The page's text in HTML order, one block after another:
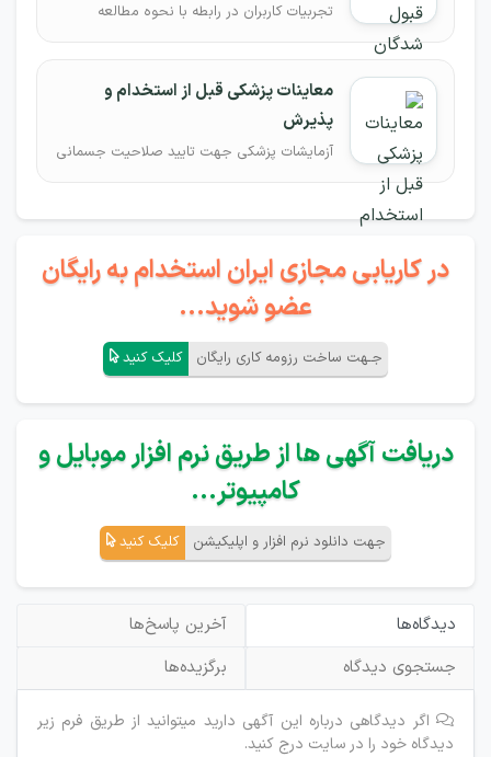
تجربیات کاربران در رابطه با نحوه مطالعه
معاینات پزشکی قبل از استخدام و
پذیرش
آزمایشات پزشکی جهت تایید صلاحیت جسمانی
در کاریابی مجازی ایران استخدام به رایگان
عضو شوید...
جـهت ساخت رزومه کاری رایگان کلیک کنید
دریافت آگهی ها از طریق نرم افزار موبایل و
کامپیوتر...
جهت دانلود نرم افزار و اپلیکیشن کلیک کنید
دیدگاه‌ها
آخرین پاسخ‌ها
جستجوی دیدگاه
برگزیده‌ها
اگر دیدگاهی درباره این آگهی دارید میتوانید از طریق فرم زیر
دیدگاه خود را در سایت درج کنید.